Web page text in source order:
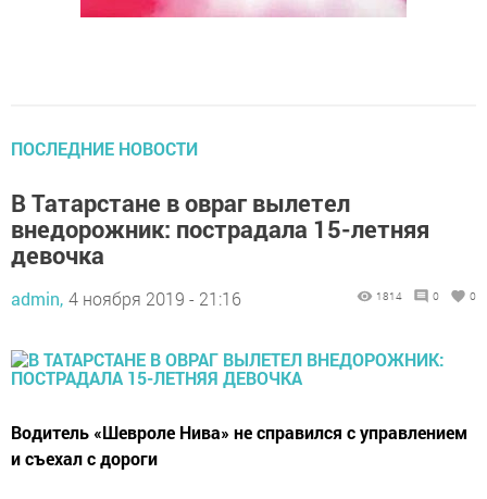
ПОСЛЕДНИЕ НОВОСТИ
В Татарстане в овраг вылетел
внедорожник: пострадала 15-летняя
девочка
admin, 4 ноября 2019 - 21:16 1814 0 0
Водитель «Шевроле Нива» не справился с управлением
и съехал с дороги